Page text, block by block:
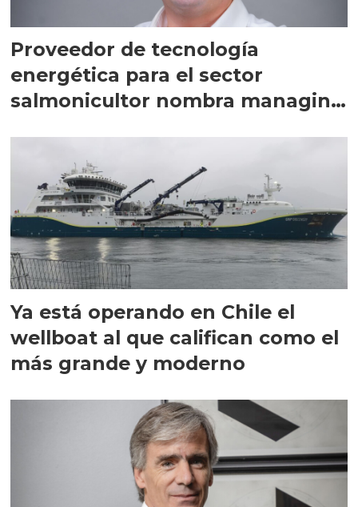
Proveedor de tecnología
energética para el sector
salmonicultor nombra managing
Ya está operando en Chile el
wellboat al que califican como el
más grande y moderno